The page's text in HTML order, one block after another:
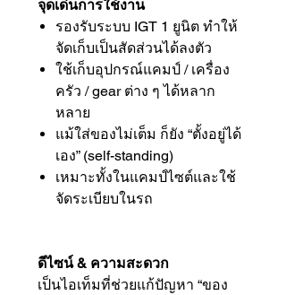
จุดเด่นการใช้งาน
รองรับระบบ IGT 1 ยูนิต ทำให้
จัดเก็บเป็นสัดส่วนได้ลงตัว
ใช้เก็บอุปกรณ์แคมป์ / เครื่อง
ครัว / gear ต่าง ๆ ได้หลาก
หลาย
แม้ใส่ของไม่เต็ม ก็ยัง “ตั้งอยู่ได้
เอง” (self-standing)
เหมาะทั้งในแคมป์ไซต์และใช้
จัดระเบียบในรถ
ดีไซน์ & ความสะดวก
เป็นไอเท็มที่ช่วยแก้ปัญหา “ของ